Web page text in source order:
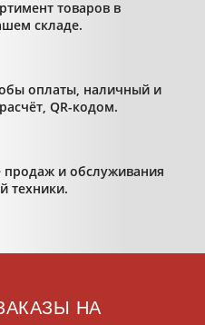
товаров в
складе.
оплаты, наличный и
QR-кодом.
продаж и обслуживания
техники.
НА